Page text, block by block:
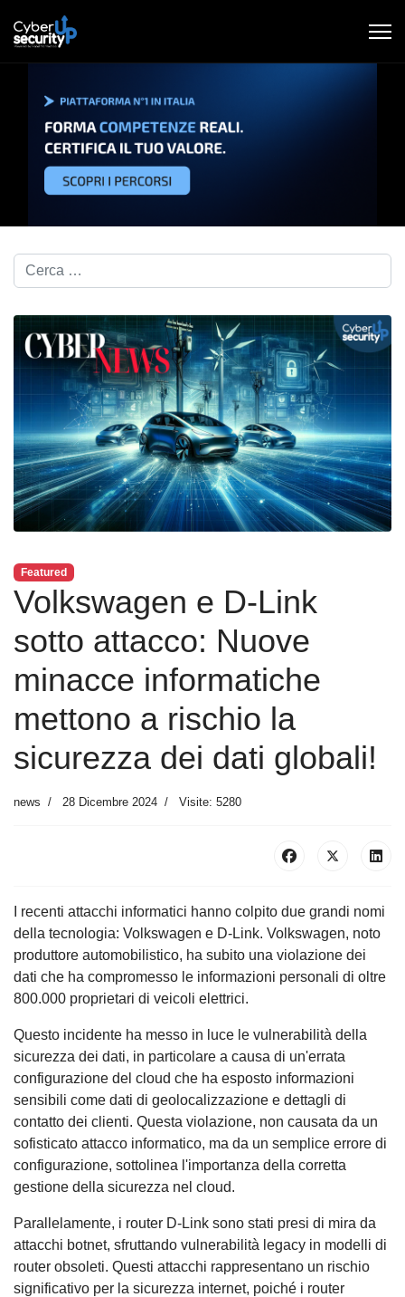
Cerca nel blog...
Featured
Volkswagen e D-Link
sotto attacco: Nuove
minacce informatiche
mettono a rischio la
sicurezza dei dati globali!
news 28 Dicembre 2024 Visite: 5280
I recenti attacchi informatici hanno colpito due grandi nomi
della tecnologia: Volkswagen e D-Link. Volkswagen, noto
produttore automobilistico, ha subito una violazione dei
dati che ha compromesso le informazioni personali di oltre
800.000 proprietari di veicoli elettrici.
Questo incidente ha messo in luce le vulnerabilità della
sicurezza dei dati, in particolare a causa di un'errata
configurazione del cloud che ha esposto informazioni
sensibili come dati di geolocalizzazione e dettagli di
contatto dei clienti. Questa violazione, non causata da un
sofisticato attacco informatico, ma da un semplice errore di
configurazione, sottolinea l'importanza della corretta
gestione della sicurezza nel cloud.
Parallelamente, i router D-Link sono stati presi di mira da
attacchi botnet, sfruttando vulnerabilità legacy in modelli di
router obsoleti. Questi attacchi rappresentano un rischio
significativo per la sicurezza internet, poiché i router